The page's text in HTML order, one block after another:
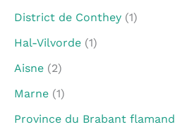
District de Conthey (1)
Hal-Vilvorde (1)
Aisne (2)
Marne (1)
Province du Brabant flamand